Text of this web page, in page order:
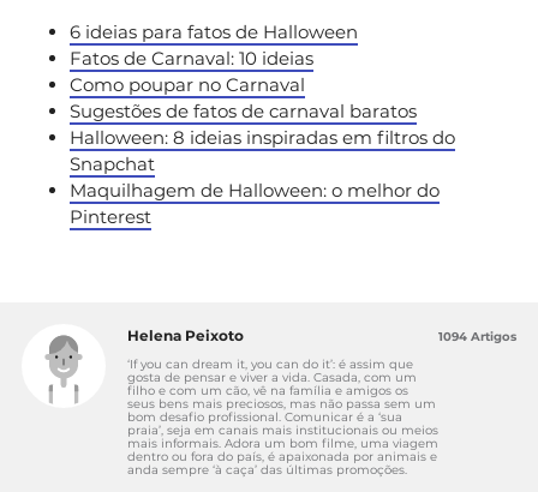
6 ideias para fatos de Halloween
Fatos de Carnaval: 10 ideias
Como poupar no Carnaval
Sugestões de fatos de carnaval baratos
Halloween: 8 ideias inspiradas em filtros do
Snapchat
Maquilhagem de Halloween: o melhor do
Pinterest
Helena Peixoto
‘If you can dream it, you can do it’: é assim que
gosta de pensar e viver a vida. Casada, com um
filho e com um cão, vê na família e amigos os
seus bens mais preciosos, mas não passa sem um
bom desafio profissional. Comunicar é a ‘sua
praia’, seja em canais mais institucionais ou meios
mais informais. Adora um bom filme, uma viagem
dentro ou fora do país, é apaixonada por animais e
anda sempre ‘à caça’ das últimas promoções.
1094 Artigos